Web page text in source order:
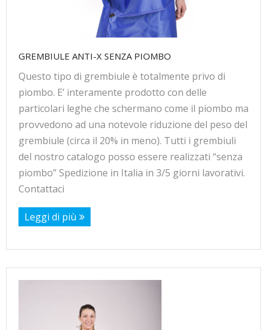
GREMBIULE ANTI-X SENZA PIOMBO
Questo tipo di grembiule è totalmente privo di
piombo. E’ interamente prodotto con delle
particolari leghe che schermano come il piombo ma
provvedono ad una notevole riduzione del peso del
grembiule (circa il 20% in meno). Tutti i grembiuli
del nostro catalogo posso essere realizzati “senza
piombo” Spedizione in Italia in 3/5 giorni lavorativi.
Contattaci
Leggi di più